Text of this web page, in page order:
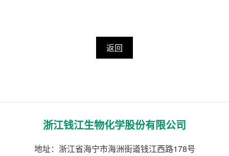
返回
浙江钱江生物化学股份有限公司
地址：浙江省海宁市海洲街道钱江西路178号